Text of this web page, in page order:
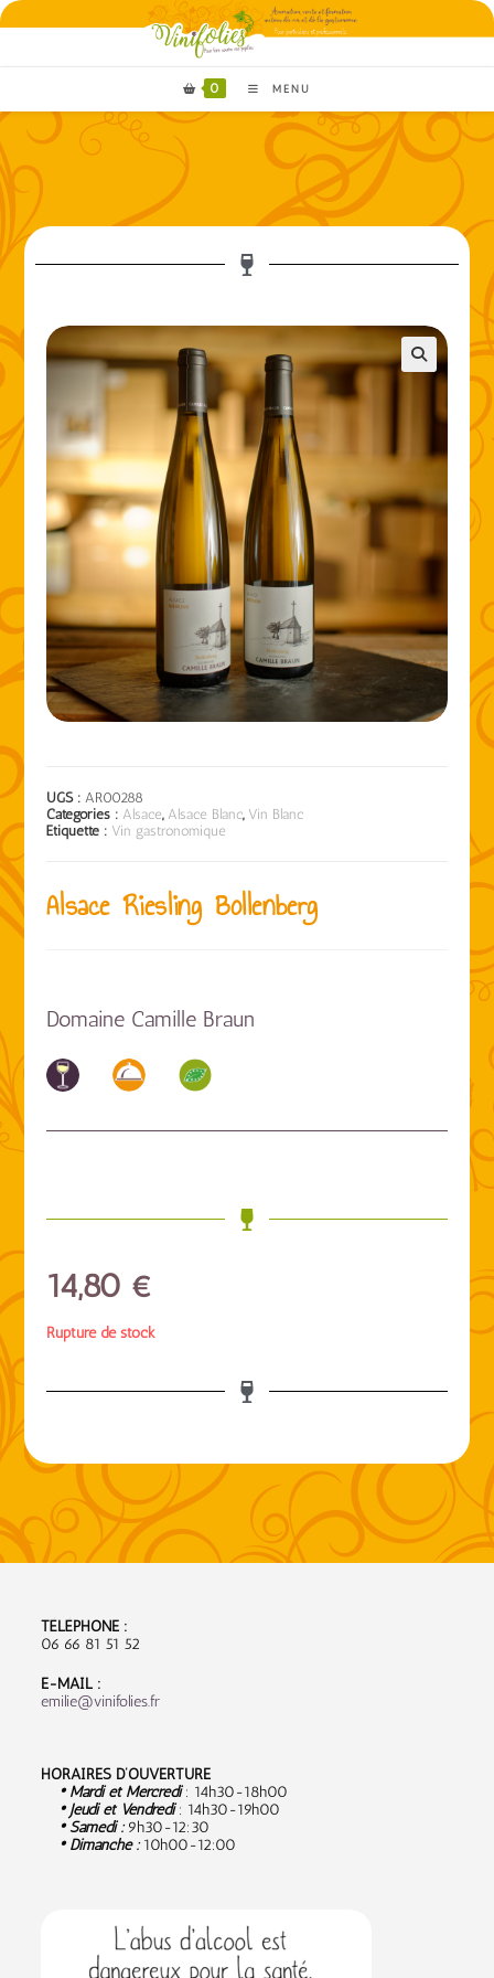
0 MENU
UGS : AR00288
Catégories : Alsace, Alsace Blanc, Vin Blanc
Étiquette : Vin gastronomique
Alsace Riesling Bollenberg
Domaine Camille Braun
14,80 €
Rupture de stock
TÉLÉPHONE :
06 66 81 51 52
E-MAIL :
emilie@vinifolies.fr
HORAIRES D’OUVERTURE
• Mardi et Mercredi: 14h30-18h00
• Jeudi et Vendredi: 14h30-19h00
• Samedi :9h30-12:30
• Dimanche :10h00-12:00